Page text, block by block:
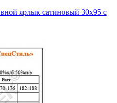
ярлык сатиновый 30х95 с